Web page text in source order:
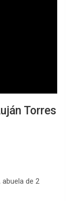
Torres
de 2